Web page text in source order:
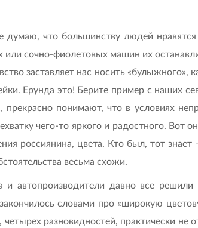
думаю, что большинству людей
или сочно-фиолетовых машин их
заставляет нас носить
Ерунда это! Берите пример с наших
прекрасно понимают, что в условиях
чего-то яркого и радостного.
россиянина, цвета. Кто был, тот
весьма схожи.
и автопроизводители давно все
словами про «широкую
разновидностей, практически